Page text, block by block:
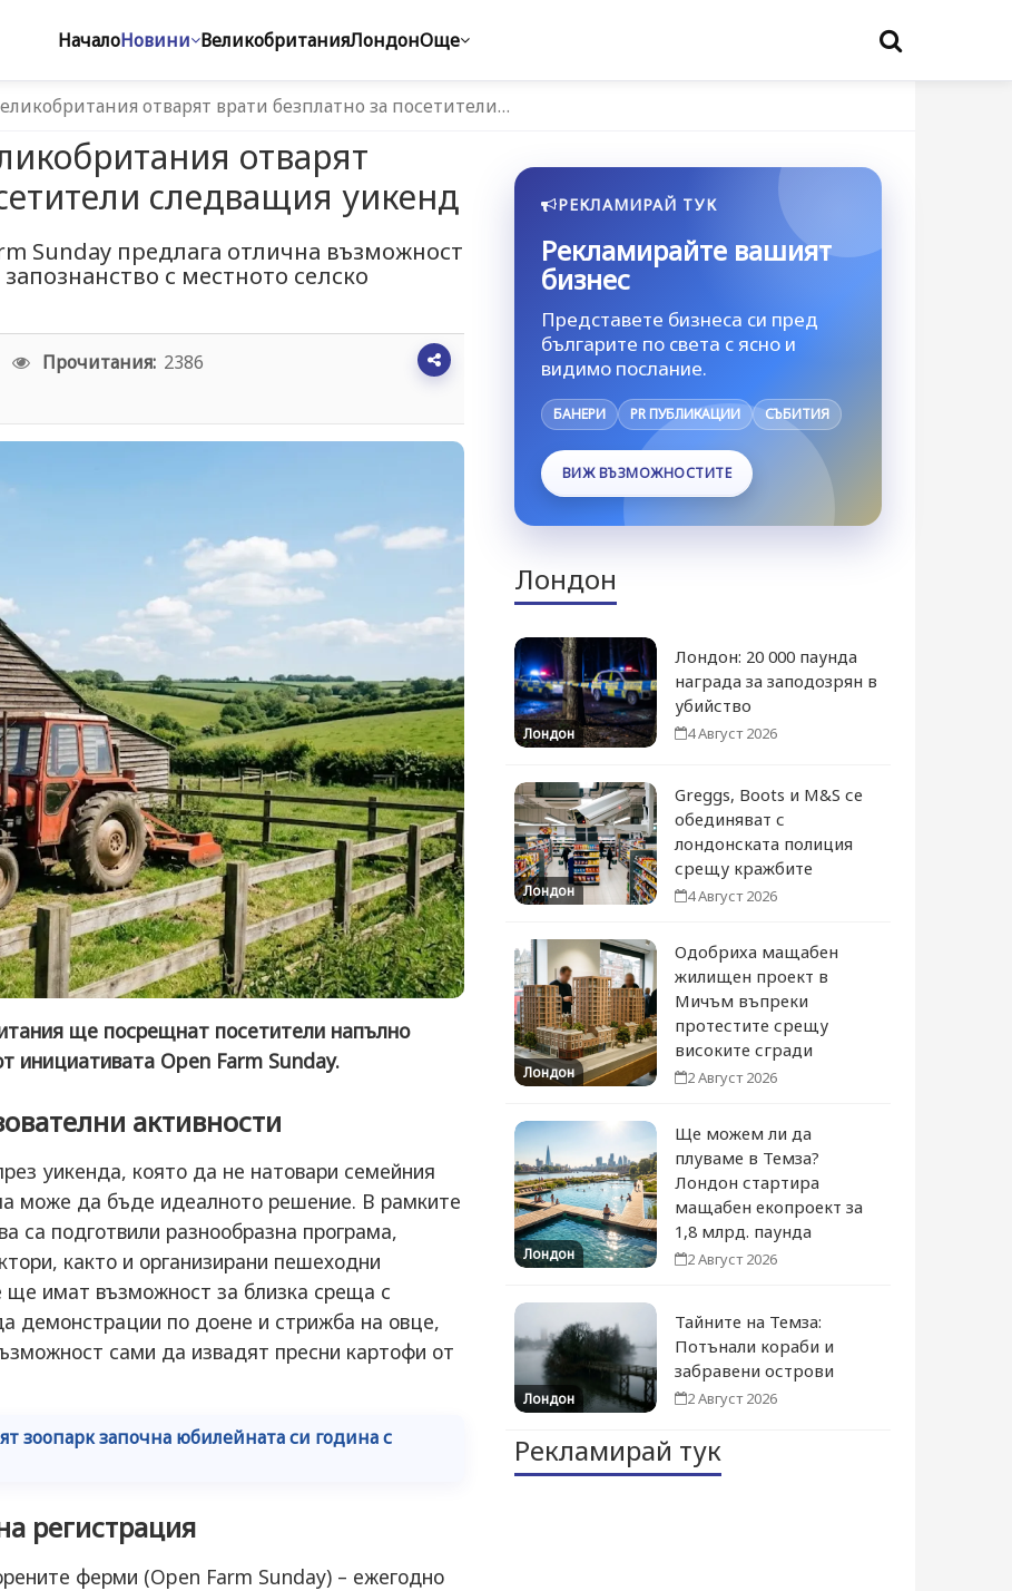
НачалоНовини ВеликобританияЛондонОще
отварят врати безплатно за посетители…
отварят
следващия уикенд
Sunday предлага отлична възможност
с местното селско
Прочитания: 2386
ще посрещнат посетители напълно
инициативата Open Farm Sunday.
активности
уикенда, която да не натовари семейния
може да бъде идеалното решение. В рамките
са подготвили разнообразна програма,
както и организирани пешеходни
ще имат възможност за близка среща с
демонстрации по доене и стрижба на овце,
сами да извадят пресни картофи от
зоопарк започна юбилейната си година с
регистрация
ферми (Open Farm Sunday) – ежегодно
РЕКЛАМИРАЙ ТУК
Рекламирайте вашият
бизнес
Представете бизнеса си пред
българите по света с ясно и
видимо послание.
БАНЕРИ PR ПУБЛИКАЦИИ СЪБИТИЯ
ВИЖ ВЪЗМОЖНОСТИТЕ
Лондон
Лондон
Лондон: 20 000 паунда
награда за заподозрян в
убийство
4 Август 2026
Лондон
Greggs, Boots и M&S се
обединяват с
лондонската полиция
срещу кражбите
4 Август 2026
Лондон
Одобриха мащабен
жилищен проект в
Мичъм въпреки
протестите срещу
високите сгради
2 Август 2026
Лондон
Ще можем ли да
плуваме в Темза?
Лондон стартира
мащабен екопроект за
1,8 млрд. паунда
2 Август 2026
Лондон
Тайните на Темза:
Потънали кораби и
забравени острови
2 Август 2026
Рекламирай тук